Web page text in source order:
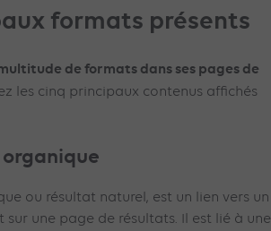
formats présents
de formats dans ses pages de
les cinq principaux contenus affichés
organique
ou résultat naturel, est un lien vers un
sur une page de résultats. Il est lié à une